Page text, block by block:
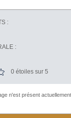
:
:
0 étoiles sur 5
n'est présent